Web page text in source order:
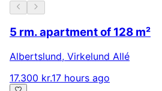
5 rm. apartment of 128 m²
Albertslund, Virkelund Allé
17.300 kr.17 hours ago